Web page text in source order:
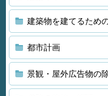
建築物を建てるため
都市計画
景観・屋外広告物の